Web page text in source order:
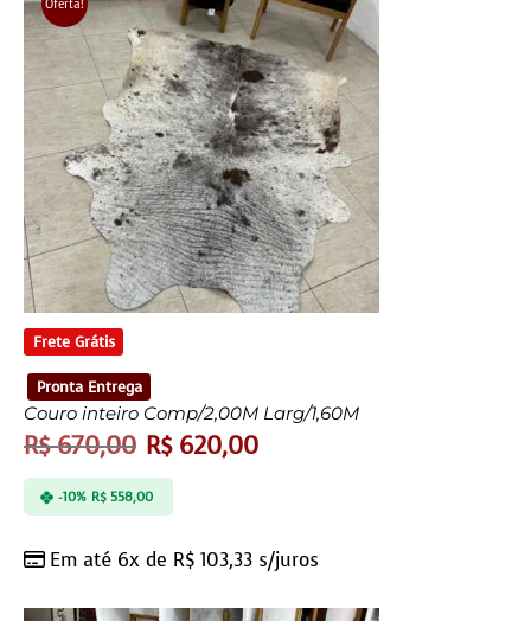
Oferta!
Frete Grátis
Pronta Entrega
Couro inteiro Comp/2,00M Larg/1,60M
R$670,00 R$620,00
Em até 6x de R$ 103,33 s/juros
-10% R$558,00